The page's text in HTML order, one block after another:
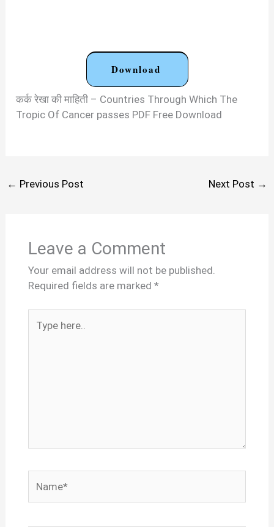
Download
कर्क रेखा की माहिती – Countries Through Which The
Tropic Of Cancer passes PDF Free Download
← Previous Post Next Post →
Leave a Comment
Your email address will not be published.
Required fields are marked *
here..